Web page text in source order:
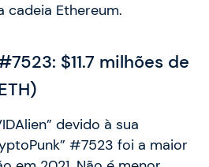
cadeia Ethereum.
$11.7 milhões de
devido à sua
#7523 foi a maior